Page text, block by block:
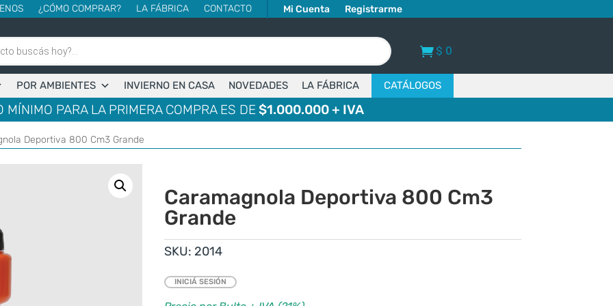
¿CÓMO COMPRAR? LA FÁBRICA CONTACTO Mi Cuenta Registrarme
$ 0
POR AMBIENTES INVIERNO EN CASA NOVEDADES LA FÁBRICA CATÁLOGOS
MÍNIMO PARA LA PRIMERA COMPRA ES DE$1.000.000 + IVA
Deportiva 800 Cm3 Grande
Caramagnola Deportiva 800 Cm3
Grande
SKU: 2014
INICIÁ SESIÓN